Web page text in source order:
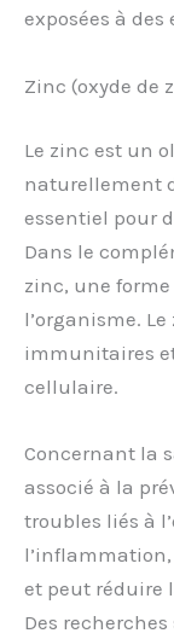
exposées à
Zinc (oxyde de
Le zinc est un
naturellement
essentiel pour
Dans le
zinc, une
l’organisme.
immunitaires
cellulaire.
Concernant la
associé à la
troubles liés à
et peut réduire
Des